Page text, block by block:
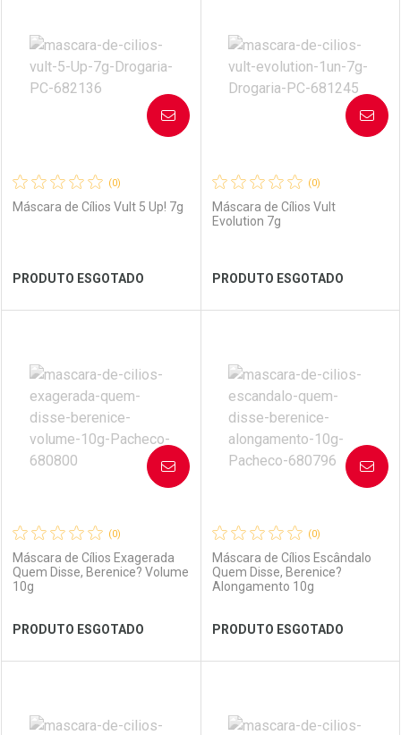
Laboratório
Ver Desconto Convênio
Por Menos Laboratório
Ver Desconto Convênio
Por Menos
(0)
Máscara de Cílios Vult 5 Up! 7g
PRODUTO ESGOTADO
AVISE-ME
Laboratório
Ver Desconto Convênio
Por Menos
(0)
Máscara de Cílios Vult
Evolution 7g
PRODUTO ESGOTADO
AVISE-ME
Laboratório
Ver Desconto Convênio
Por Menos
(0)
Máscara de Cílios Exagerada
Quem Disse, Berenice? Volume
10g
PRODUTO ESGOTADO
AVISE-ME
(0)
Máscara de Cílios Escândalo
Quem Disse, Berenice?
Alongamento 10g
PRODUTO ESGOTADO
AVISE-ME